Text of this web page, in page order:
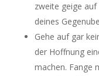
zweite geige
deines
Gehe auf gar
der Hoffnung
machen. Fange